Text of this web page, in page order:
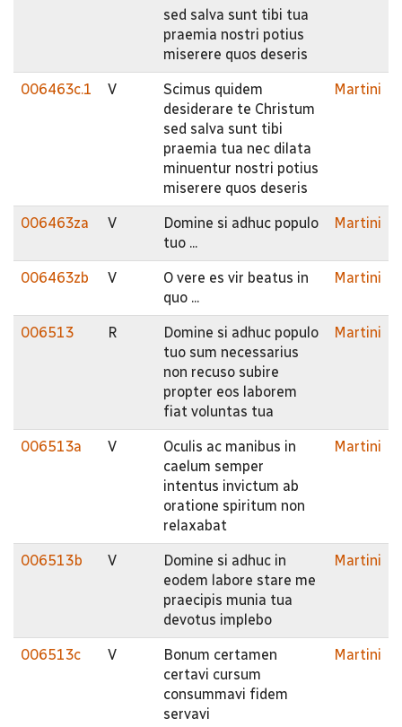
sed salva sunt tibi tua
praemia nostri potius
miserere quos deseris
006463c.1 V
Scimus quidem
desiderare te Christum
sed salva sunt tibi
praemia tua nec dilata
minuentur nostri potius
miserere quos deseris
Martini
006463za V
Domine si adhuc populo
tuo ...
Martini
006463zb V
O vere es vir beatus in
quo ...
Martini
006513 R
Domine si adhuc populo
tuo sum necessarius
non recuso subire
propter eos laborem
fiat voluntas tua
Martini
006513a V
Oculis ac manibus in
caelum semper
intentus invictum ab
oratione spiritum non
relaxabat
Martini
006513b V
Domine si adhuc in
eodem labore stare me
praecipis munia tua
devotus implebo
Martini
006513c V
Bonum certamen
certavi cursum
consummavi fidem
servavi
Martini